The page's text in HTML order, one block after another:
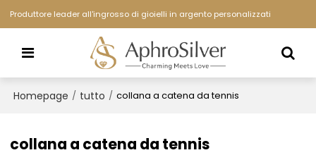
Produttore leader all'ingrosso di gioielli in argento personalizzati
Homepage / tutto / collana a catena da tennis
collana a catena da tennis